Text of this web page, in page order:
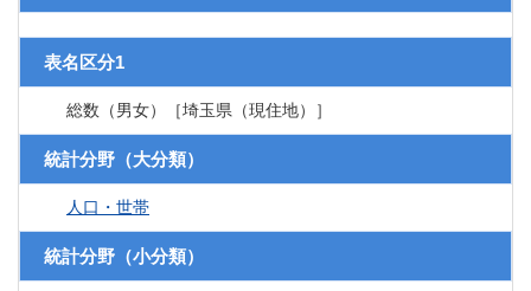
表名区分1
総数（男女）［埼玉県（現住地）］
統計分野（大分類）
人口・世帯
統計分野（小分類）